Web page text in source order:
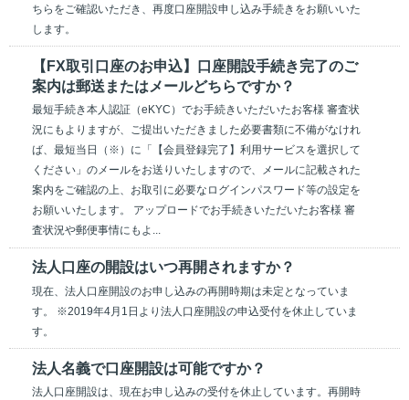
ちらをご確認いただき、再度口座開設申し込み手続きをお願いいた
します。
【FX取引口座のお申込】口座開設手続き完了のご
案内は郵送またはメールどちらですか？
最短手続き本人認証（eKYC）でお手続きいただいたお客様 審査状
況にもよりますが、ご提出いただきました必要書類に不備がなけれ
ば、最短当日（※）に「【会員登録完了】利用サービスを選択して
ください」のメールをお送りいたしますので、メールに記載された
案内をご確認の上、お取引に必要なログインパスワード等の設定を
お願いいたします。 アップロードでお手続きいただいたお客様 審
査状況や郵便事情にもよ...
法人口座の開設はいつ再開されますか？
現在、法人口座開設のお申し込みの再開時期は未定となっていま
す。 ※2019年4月1日より法人口座開設の申込受付を休止していま
す。
法人名義で口座開設は可能ですか？
法人口座開設は、現在お申し込みの受付を休止しています。再開時